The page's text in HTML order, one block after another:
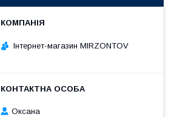
Інтернет-магазин MIRZONTOV
Оксана